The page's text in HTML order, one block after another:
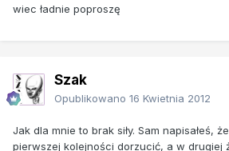
wiec ładnie poproszę
Szak
Opublikowano 16 Kwietnia 2012
Jak dla mnie to brak siły. Sam napisałeś,
pierwszej kolejności dorzucić, a w drugiej